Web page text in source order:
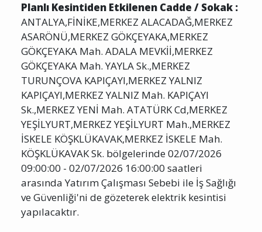
Planlı Kesintiden Etkilenen Cadde / Sokak :
ANTALYA,FİNİKE,MERKEZ ALACADAĞ,MERKEZ
ASARÖNÜ,MERKEZ GÖKÇEYAKA,MERKEZ
GÖKÇEYAKA Mah. ADALA MEVKİİ,MERKEZ
GÖKÇEYAKA Mah. YAYLA Sk.,MERKEZ
TURUNÇOVA KAPIÇAYI,MERKEZ YALNIZ
KAPIÇAYI,MERKEZ YALNIZ Mah. KAPIÇAYI
Sk.,MERKEZ YENİ Mah. ATATÜRK Cd,MERKEZ
YEŞİLYURT,MERKEZ YEŞİLYURT Mah.,MERKEZ
İSKELE KÖŞKLÜKAVAK,MERKEZ İSKELE Mah.
KÖŞKLÜKAVAK Sk. bölgelerinde 02/07/2026
09:00:00 - 02/07/2026 16:00:00 saatleri
arasında Yatırım Çalışması Sebebi ile İş Sağlığı
ve Güvenliği'ni de gözeterek elektrik kesintisi
yapılacaktır.